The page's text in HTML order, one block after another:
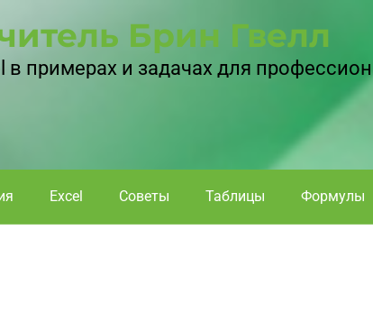
Брин Гвелл
в примерах и задачах для
Excel Советы Таблицы Формулы